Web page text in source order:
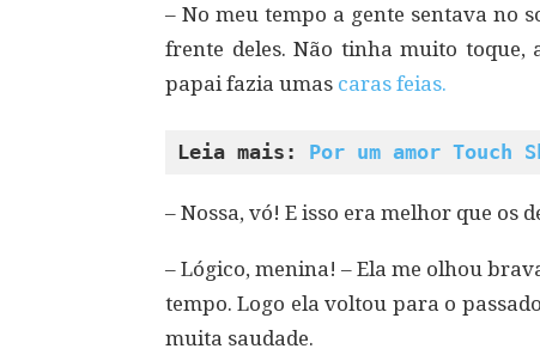
– No meu tempo a gente sentava no
frente deles. Não tinha muito toque,
papai fazia umas caras feias.
Leia mais: Por um amor Touch
– Nossa, vó! E isso era melhor que os
– Lógico, menina! – Ela me olhou
tempo. Logo ela voltou para o
muita saudade.